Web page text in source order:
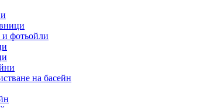
и фотьойли
на басейн